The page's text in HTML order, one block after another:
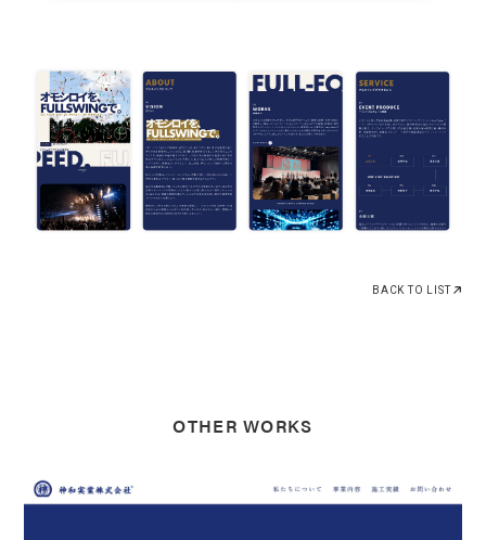
CONTACT
ACCESS
NONBEE
BACK TO LIST
OTHER WORKS